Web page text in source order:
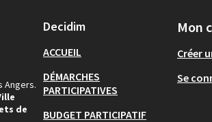
Angers.
de
Decidim
ACCUEIL
DÉMARCHES
PARTICIPATIVES
BUDGET PARTICIPATIF
Mon
Créer
Se